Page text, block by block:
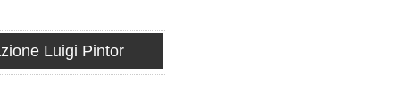
Luigi Pintor